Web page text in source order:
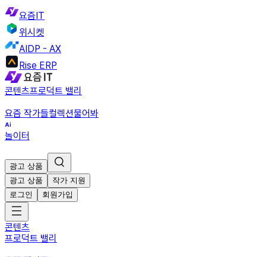
요즘IT
위시켓
AIDP - AX
Rise ERP
콘텐츠프로덕트 밸리
요즘 작가들컬렉션물어봐
놀이터
광고 상품
광고 상품
작가 지원
로그인
회원가입
콘텐츠
프로덕트 밸리